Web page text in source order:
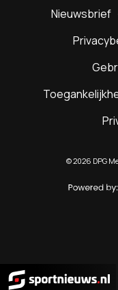
Nieuwsbrief
©2026 DPG